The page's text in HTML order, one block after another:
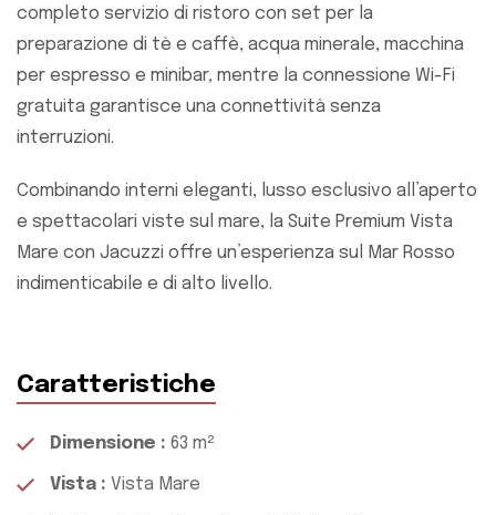
completo servizio di ristoro con set per la
preparazione di tè e caffè, acqua minerale, macchina
per espresso e minibar, mentre la connessione Wi-Fi
gratuita garantisce una connettività senza
interruzioni.
Combinando interni eleganti, lusso esclusivo all’aperto
e spettacolari viste sul mare, la Suite Premium Vista
Mare con Jacuzzi offre un’esperienza sul Mar Rosso
indimenticabile e di alto livello.
Caratteristiche
Dimensione : 63 m²
Vista : Vista Mare